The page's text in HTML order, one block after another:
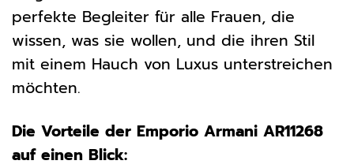
perfekte Begleiter für alle Frauen, die
wissen, was sie wollen, und die ihren Stil
mit einem Hauch von Luxus unterstreichen
möchten.
Die Vorteile der Emporio Armani AR11268
auf einen Blick: